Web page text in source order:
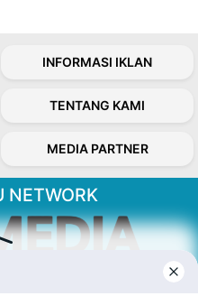
INFORMASI IKLAN
TENTANG KAMI
MEDIA PARTNER
NETWORK